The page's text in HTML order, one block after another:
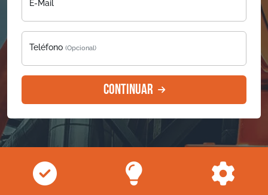
E-Mail
Teléfono (Opcional)
Continuar